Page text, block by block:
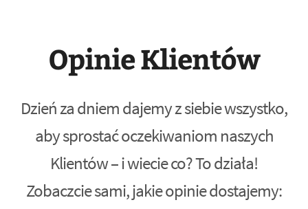
Opinie Klientów
Dzień za dniem dajemy z siebie wszystko,
aby sprostać oczekiwaniom naszych
Klientów – i wiecie co? To działa!
Zobaczcie sami, jakie opinie dostajemy: